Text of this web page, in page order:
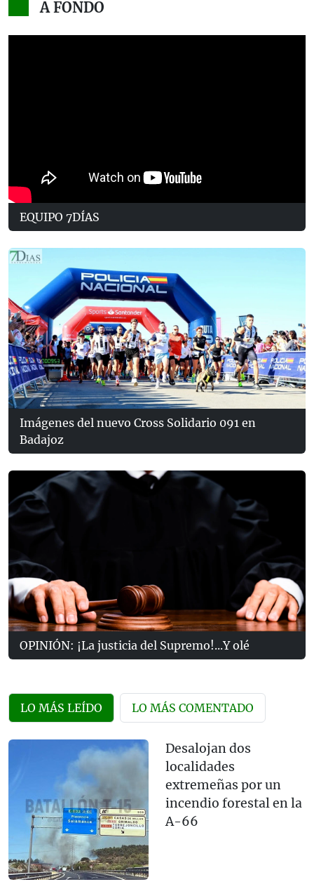
A FONDO
EQUIPO 7DÍAS
Imágenes del nuevo Cross Solidario 091 en
Badajoz
OPINIÓN: ¡La justicia del Supremo!...Y olé
LO MÁS LEÍDO LO MÁS COMENTADO
Desalojan dos
localidades
extremeñas por un
incendio forestal en la
A-66